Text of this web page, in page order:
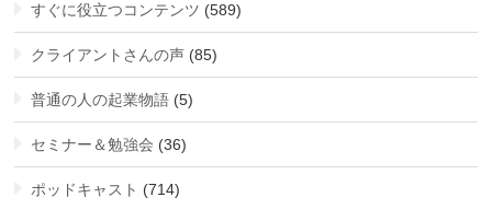
すぐに役立つコンテンツ (589)
クライアントさんの声 (85)
普通の人の起業物語 (5)
セミナー＆勉強会 (36)
ポッドキャスト (714)